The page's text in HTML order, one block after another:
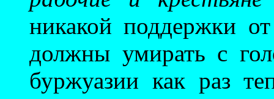
никакой поддержки
должны умирать с
буржуазии как раз